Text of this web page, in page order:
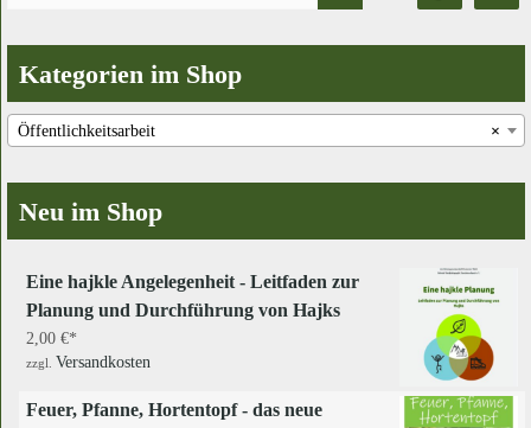
Kategorien im Shop
×
Öffentlichkeitsarbeit
Neu im Shop
Eine hajkle Angelegenheit - Leitfaden zur
Planung und Durchführung von Hajks
2,00 €
zzgl. Versandkosten
Feuer, Pfanne, Hortentopf - das neue